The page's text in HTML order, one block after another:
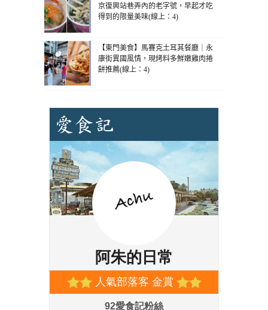
京復興站巷弄內的老字號，早起才吃
得到的限量美味(線上：4)
【東門美食】馬賽克土耳其餐廳｜永
康街異國風情，現烤料多鮮嫩雞肉捲
餅推薦(線上：4)